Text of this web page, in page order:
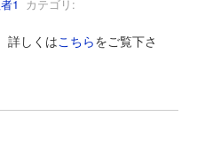
1 カテゴリ:
詳しくはこちらをご覧下さ